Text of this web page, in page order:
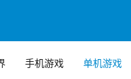
手机游戏 单机游戏